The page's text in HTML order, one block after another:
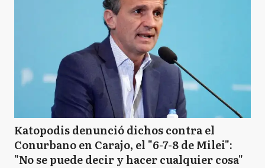
Katopodis denunció dichos contra el
Conurbano en Carajo, el "6-7-8 de Milei":
"No se puede decir y hacer cualquier cosa"